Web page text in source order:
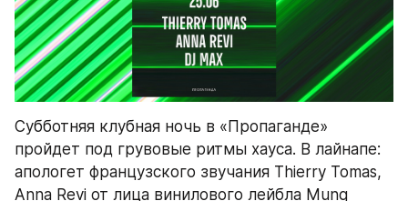
Records и энтузиаст DJ Max.
С 23:59 до 06:00.
Вход свободный.
Клуб «Пропаганда». Большой Златоустинский
https://facebook.com/events/1211779362959118